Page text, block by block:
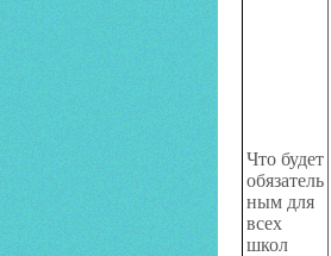
Что будет
обязатель
ным для
всех
школ